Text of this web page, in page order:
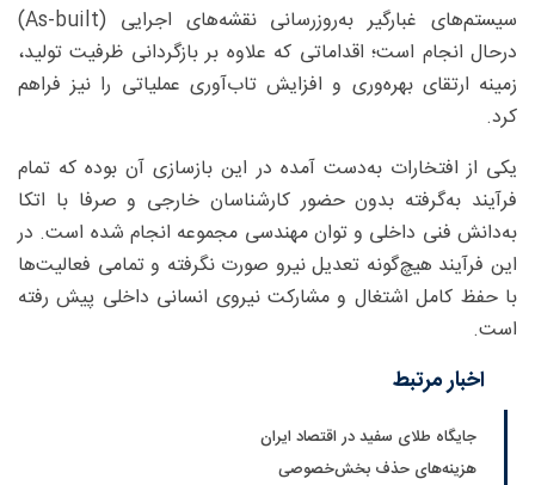
سیستم‌های غبارگیر به‌روزرسانی نقشه‌های اجرایی (As-built)
درحال انجام است؛ اقداماتی که علاوه بر بازگردانی ظرفیت تولید،
زمینه ارتقای بهره‌وری و افزایش تاب‌آوری عملیاتی را نیز فراهم
کرد.
یکی از افتخارات به‌دست آمده در این بازسازی آن بوده که تمام
فرآیند به‌گرفته بدون حضور کارشناسان خارجی و صرفا با اتکا
به‌دانش فنی داخلی و توان مهندسی مجموعه انجام شده است. در
این فرآیند هیچ‌گونه تعدیل نیرو صورت نگرفته و تمامی فعالیت‌ها
با حفظ کامل اشتغال و مشارکت نیروی انسانی داخلی پیش رفته
است.
اخبار مرتبط
جایگاه طلای سفید در اقتصاد ایران
هزینه‌های حذف بخش‌خصوصی